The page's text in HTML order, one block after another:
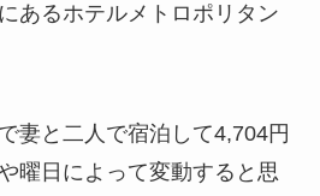
あるホテルメトロポリタン
妻と二人で宿泊して4,704円
曜日によって変動すると思